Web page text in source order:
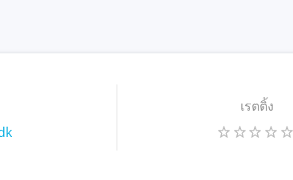
เรตติ้ง